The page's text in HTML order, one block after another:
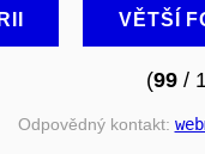
VĚTŠÍ
(99/
Odpovědný kontakt: